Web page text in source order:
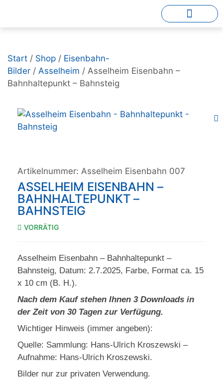
Start / Shop / Eisenbahn-
Bilder / Asselheim / Asselheim Eisenbahn –
Bahnhaltepunkt – Bahnsteig
Artikelnummer: Asselheim Eisenbahn 007
ASSELHEIM EISENBAHN –
BAHNHALTEPUNKT –
BAHNSTEIG
VORRÄTIG
Asselheim Eisenbahn – Bahnhaltepunkt –
Bahnsteig, Datum: 2.7.2025, Farbe, Format ca. 15
x 10 cm (B. H.).
Nach dem Kauf stehen Ihnen 3 Downloads in
der Zeit von 30 Tagen zur Verfügung.
Wichtiger Hinweis (immer angeben):
Quelle: Sammlung: Hans-Ulrich Kroszewski –
Aufnahme: Hans-Ulrich Kroszewski.
Bilder nur zur privaten Verwendung.